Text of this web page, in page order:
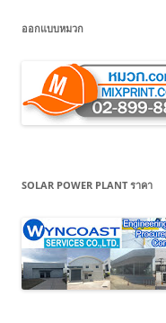
ออกแบบหมวก
SOLAR POWER PLANT ราคา